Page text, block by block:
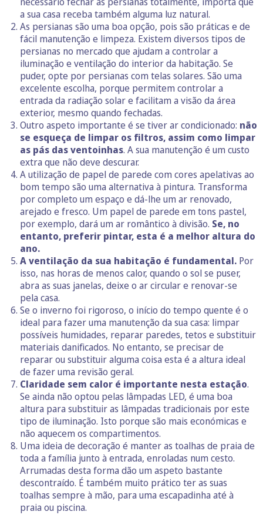
a sua casa receba também alguma luz natural.
As persianas são uma boa opção, pois são práticas e de
fácil manutenção e limpeza. Existem diversos tipos de
persianas no mercado que ajudam a controlar a
iluminação e ventilação do interior da habitação. Se
puder, opte por persianas com telas solares. São uma
excelente escolha, porque permitem controlar a
entrada da radiação solar e facilitam a visão da área
exterior, mesmo quando fechadas.
Outro aspeto importante é se tiver ar condicionado: não
se esqueça de limpar os filtros, assim como limpar
as pás das ventoinhas. A sua manutenção é um custo
extra que não deve descurar.
A utilização de papel de parede com cores apelativas ao
bom tempo são uma alternativa à pintura. Transforma
por completo um espaço e dá-lhe um ar renovado,
arejado e fresco. Um papel de parede em tons pastel,
por exemplo, dará um ar romântico à divisão. Se, no
entanto, preferir pintar, esta é a melhor altura do
ano.
A ventilação da sua habitação é fundamental. Por
isso, nas horas de menos calor, quando o sol se puser,
abra as suas janelas, deixe o ar circular e renovar-se
pela casa.
Se o inverno foi rigoroso, o início do tempo quente é o
ideal para fazer uma manutenção da sua casa: limpar
possíveis humidades, reparar paredes, tetos e substituir
materiais danificados. No entanto, se precisar de
reparar ou substituir alguma coisa esta é a altura ideal
de fazer uma revisão geral.
Claridade sem calor é importante nesta estação.
Se ainda não optou pelas lâmpadas LED, é uma boa
altura para substituir as lâmpadas tradicionais por este
tipo de iluminação. Isto porque são mais económicas e
não aquecem os compartimentos.
Uma ideia de decoração é manter as toalhas de praia de
toda a família junto à entrada, enroladas num cesto.
Arrumadas desta forma dão um aspeto bastante
descontraído. É também muito prático ter as suas
toalhas sempre à mão, para uma escapadinha até à
praia ou piscina.